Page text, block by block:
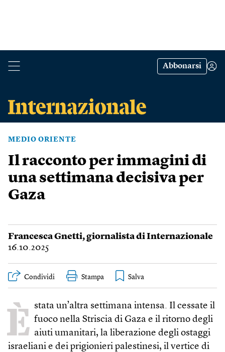
Abbonarsi
MEDIO ORIENTE
Il racconto per immagini di
una settimana decisiva per
Gaza
Francesca Gnetti, giornalista di Internazionale
16.10.2025
Condividi Stampa
È stata un’altra settimana intensa. Il cessate il
fuoco nella Striscia di Gaza e il ritorno degli
aiuti umanitari, la liberazione degli ostaggi
israeliani e dei prigionieri palestinesi, il vertice di